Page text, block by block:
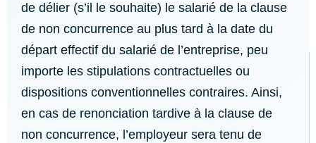
de délier (s’il le souhaite) le salarié de la clause
de non concurrence au plus tard à la date du
départ effectif du salarié de l’entreprise, peu
importe les stipulations contractuelles ou
dispositions conventionnelles contraires. Ainsi,
en cas de renonciation tardive à la clause de
non concurrence, l’employeur sera tenu de